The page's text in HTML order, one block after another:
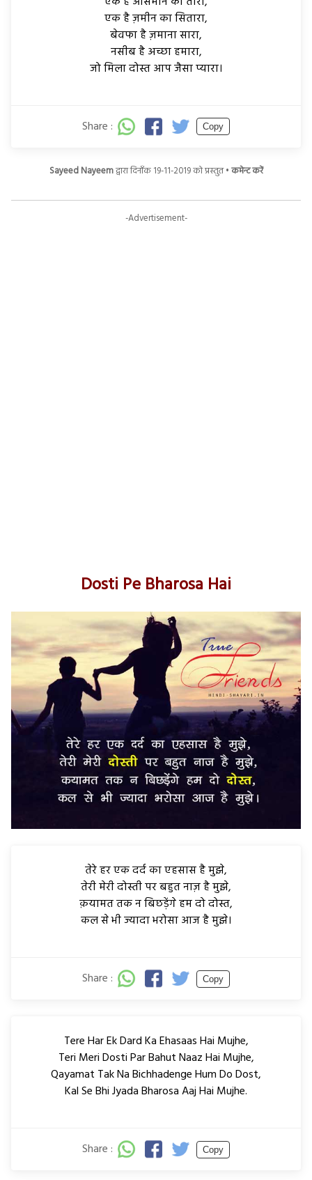
एक है ज़मीन का सितारा,
बेवफा है ज़माना सारा,
नसीब है अच्छा हमारा,
जो मिला दोस्त आप जैसा प्यारा।
Share : Copy
Sayeed Nayeemद्वारा दिनाँक 19-11-2019 को प्रस्तुत •कमेन्ट करें
-Advertisement-
Dosti Pe Bharosa Hai
तेरे हर एक दर्द का एहसास है मुझे,
तेरी मेरी दोस्ती पर बहुत नाज़ है मुझे,
क़यामत तक न बिछड़ेंगे हम दो दोस्त,
कल से भी ज्यादा भरोसा आज है मुझे।
Share : Copy
Tere Har Ek Dard Ka Ehasaas Hai Mujhe,
Teri Meri Dosti Par Bahut Naaz Hai Mujhe,
Qayamat Tak Na Bichhadenge Hum Do Dost,
Kal Se Bhi Jyada Bharosa Aaj Hai Mujhe.
Share : Copy